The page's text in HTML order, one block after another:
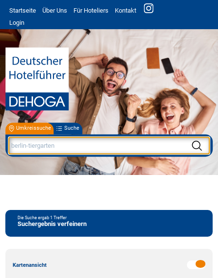
Startseite Über Uns Für Hoteliers
Kontakt
Login
Umkreissuche Suche
Die Suche ergab1 Treffer
Suchergebnis verfeinern
Kartenansicht